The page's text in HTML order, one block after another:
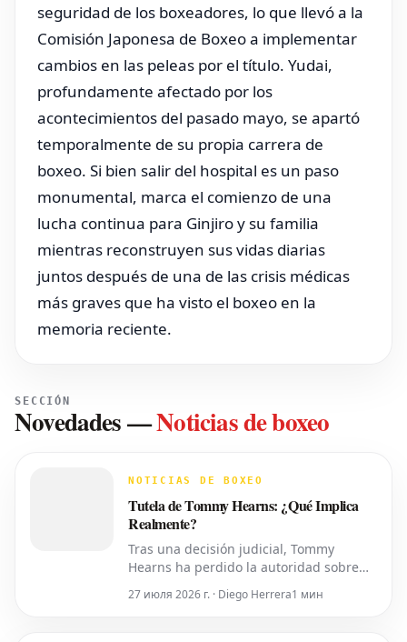
seguridad de los boxeadores, lo que llevó a la
Comisión Japonesa de Boxeo a implementar
cambios en las peleas por el título. Yudai,
profundamente afectado por los
acontecimientos del pasado mayo, se apartó
temporalmente de su propia carrera de
boxeo. Si bien salir del hospital es un paso
monumental, marca el comienzo de una
lucha continua para Ginjiro y su familia
mientras reconstruyen sus vidas diarias
juntos después de una de las crisis médicas
más graves que ha visto el boxeo en la
memoria reciente.
SECCIÓN
Novedades—Noticias de boxeo
NOTICIAS DE BOXEO
Tutela de Tommy Hearns: ¿Qué Implica
Realmente?
Tras una decisión judicial, Tommy
Hearns ha perdido la autoridad sobre
sus propias decisiones personales y
financieras, las cuales ahora recaen en
27 июля 2026 г. · Diego Herrera1 мин